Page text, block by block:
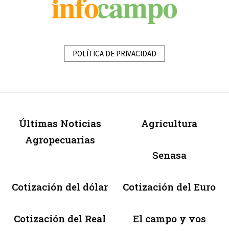
POLÍTICA DE PRIVACIDAD
Últimas Noticias
Agropecuarias
Agricultura
Senasa
Cotización del dólar Cotización del Euro
Cotización del Real El campo y vos